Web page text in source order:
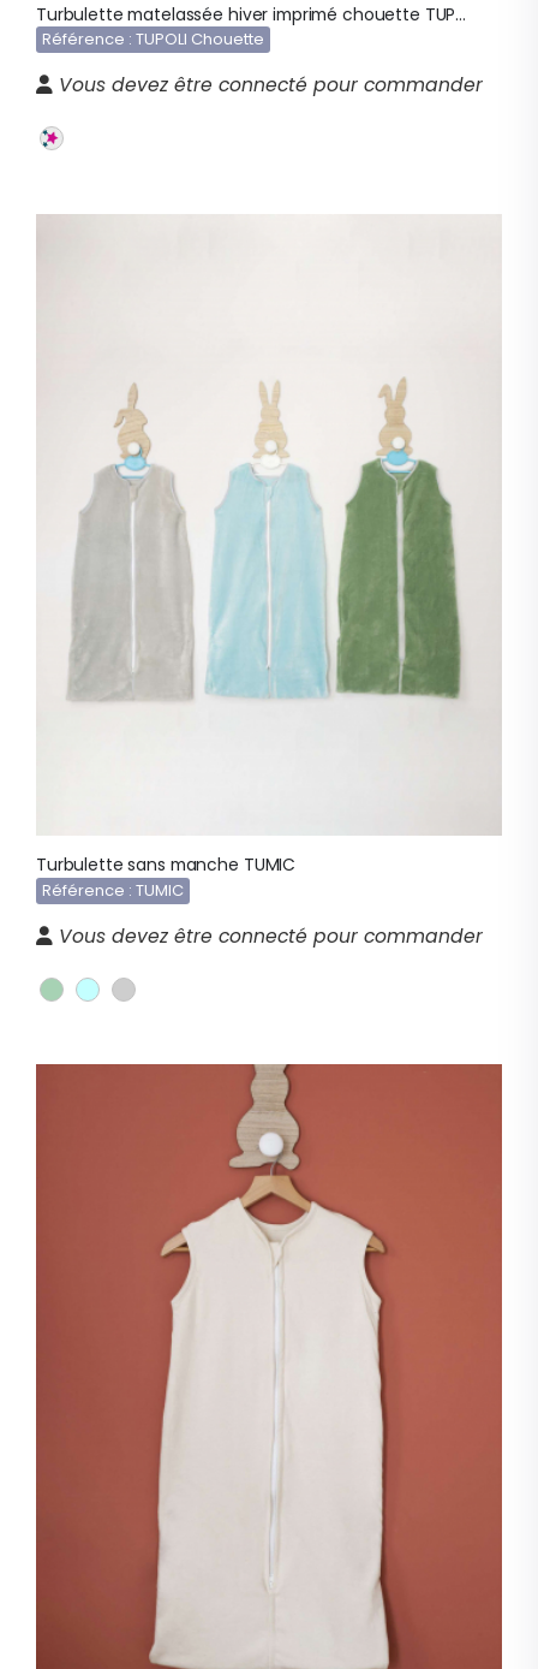
Turbulette matelassée hiver imprimé chouette TUPOLI
Référence : TUPOLI Chouette
Vous devez être connecté pour commander
Turbulette sans manche TUMIC
Référence : TUMIC
Vous devez être connecté pour commander